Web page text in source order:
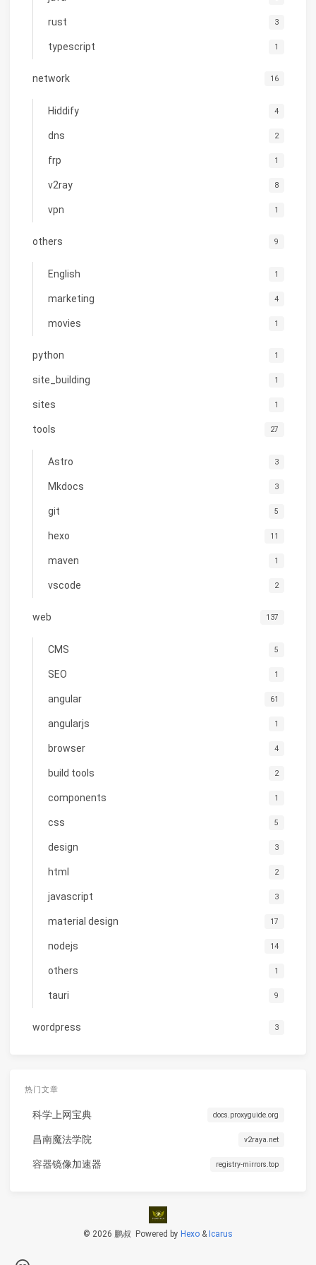
rust 3
typescript 1
network 16
Hiddify 4
dns 2
frp 1
v2ray 8
vpn 1
others 9
English 1
marketing 4
movies 1
python 1
site_building 1
sites 1
tools 27
Astro 3
Mkdocs 3
git 5
hexo 11
maven 1
vscode 2
web 137
CMS 5
SEO 1
angular 61
angularjs 1
browser 4
build tools 2
components 1
css 5
design 3
html 2
javascript 3
material design 17
nodejs 14
others 1
tauri 9
wordpress 3
热门文章
科学上网宝典 docs.proxyguide.org
昌南魔法学院 v2raya.net
容器镜像加速器 registry-mirrors.top
© 2026 鹏叔 Powered by Hexo & Icarus